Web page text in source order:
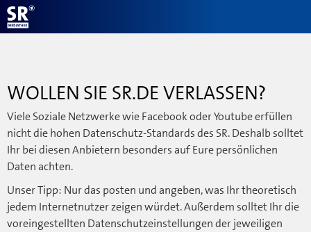
WOLLEN SIE SR.DE VERLASSEN?
Viele Soziale Netzwerke wie Facebook oder Youtube erfüllen
nicht die hohen Datenschutz-Standards des SR. Deshalb solltet
Ihr bei diesen Anbietern besonders auf Eure persönlichen
Daten achten.
Unser Tipp: Nur das posten und angeben, was Ihr theoretisch
jedem Internetnutzer zeigen würdet. Außerdem solltet Ihr die
voreingestellten Datenschutzeinstellungen der jeweiligen